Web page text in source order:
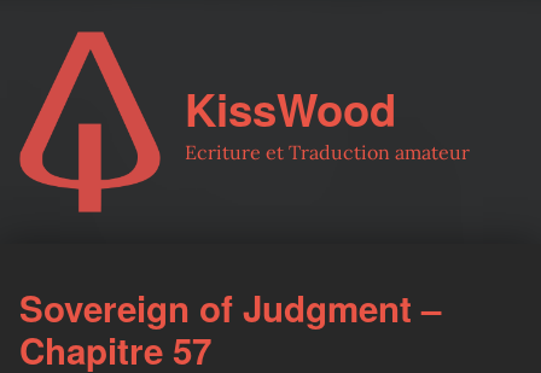
KissWood
Ecriture et Traduction amateur
Sovereign of Judgment –
Chapitre 57